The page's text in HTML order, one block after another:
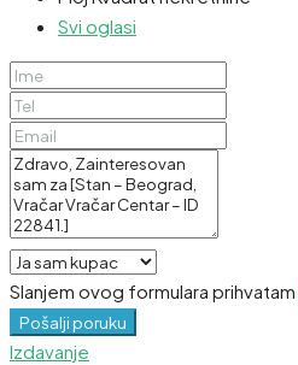
Svi oglasi
Slanjem ovog formulara prihvatam
Pošalji poruku
Izdavanje